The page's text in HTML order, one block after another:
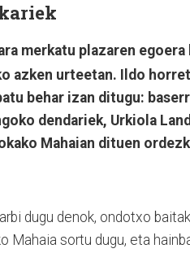
merkatu plazaren
azken urteetan. Ildo
behar izan ditugu:
dendariek, Urkiola
Mahaian dituen
dugu denok, ondotxo
Mahaia sortu dugu, eta